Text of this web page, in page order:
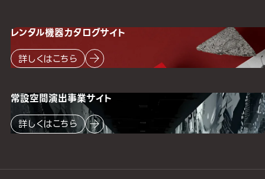
レンタル機器カタログサイト
詳しくはこちら
常設空間演出事業サイト
詳しくはこちら